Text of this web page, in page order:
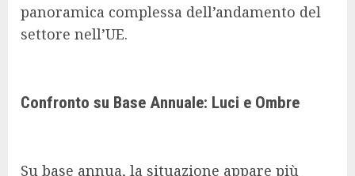
panoramica complessa dell’andamento del
settore nell’UE.
Confronto su Base Annuale: Luci e Ombre
Su base annua, la situazione appare più